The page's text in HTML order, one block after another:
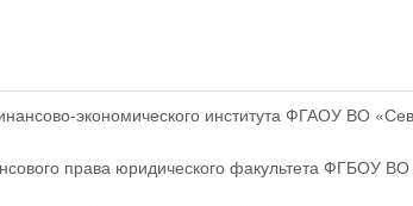
экономического института ФГАОУ ВО
права юридического факультета ФГБОУ ВО